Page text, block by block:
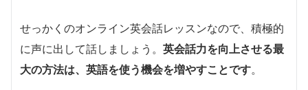
せっかくのオンライン英会話レッスンなので、積極的
に声に出して話しましょう。 英会話力を向上させる最
大の方法は、英語を使う機会を増やすことです。